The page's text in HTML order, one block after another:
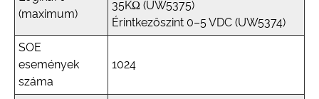
(maximum)
35KΩ (UW5375)
Érintkezőszint 0–5 VDC (UW5374)
SOE
események
száma
1024